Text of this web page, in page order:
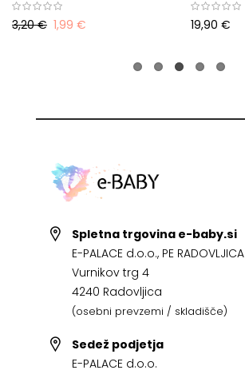
1,99 €
3,20 € 19,90 €
Spletna trgovina e-baby.si
E-PALACE d.o.o., PE RADOVLJICA
Vurnikov trg 4
4240 Radovljica
(osebni prevzemi / skladišče)
Sedež podjetja
E-PALACE d.o.o.